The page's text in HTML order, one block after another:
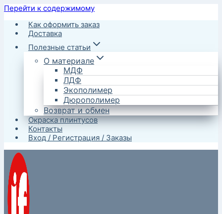
Перейти к содержимому
Как оформить заказ
Доставка
Полезные статьи
О материале
МДФ
ЛДФ
Экополимер
Дюрополимер
Возврат и обмен
Окраска плинтусов
Контакты
Вход / Регистрация / Заказы